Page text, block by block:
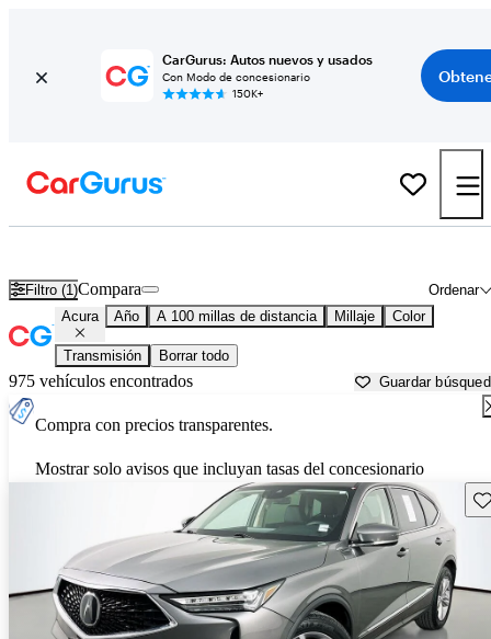
CarGurus: Autos nuevos y usados
Con Modo de concesionario
150K+
Filtro (1) Ordenar
Compara
Acura Año A 100 millas de distancia Millaje Color
Transmisión Borrar todo
975 vehículos encontrados Guardar
Compra con precios transparentes.
Mostrar solo avisos que incluyan tasas del concesionario